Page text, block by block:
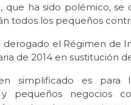
que ha sido polémico,
todos los pequeños
derogado el Régimen de
de 2014 en sustitución
simplificado es para
pequeños negocios